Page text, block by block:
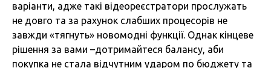
варіанти, адже такі відеореєстратори прослужать
не довго та за рахунок слабших процесорів не
завжди «тягнуть» новомодні функції. Однак кінцеве
рішення за вами –дотримайтеся балансу, аби
покупка не стала відчутним ударом по бюджету та